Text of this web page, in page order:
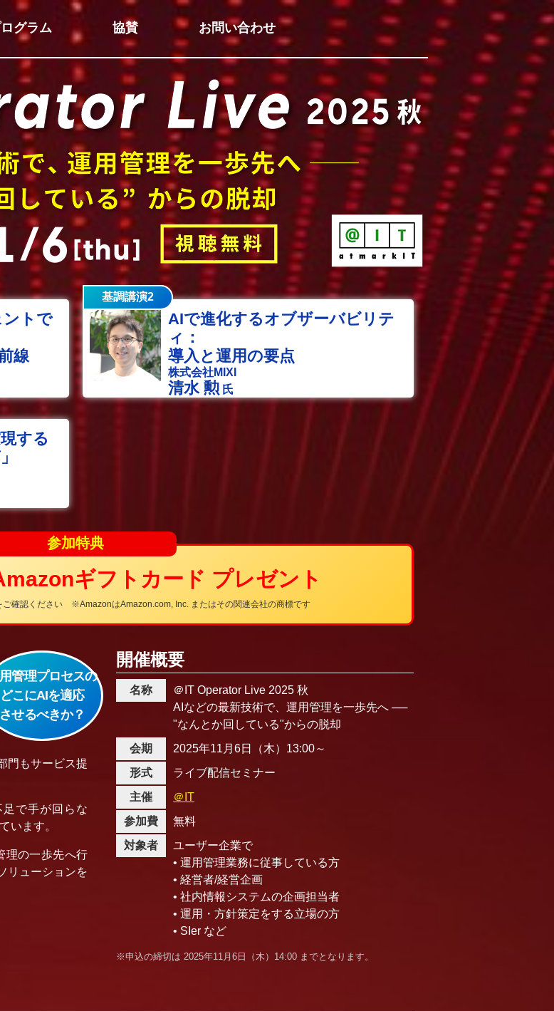
ントで
線
基調講演2
AIで進化するオブザーバビリテ
ィ：
導入と運用の要点
株式会社MIXI
清水 勲氏
する
参加特典
ギフトカード プレゼント
確認ください ※AmazonはAmazon.com, Inc. またはその関連会社の商標です
管理プロセスの
どこにAIを適応
させるべきか？
門もサービス提
で手が回らな
います。
理の一歩先へ行
リューションを
開催概要
名称
＠IT Operator Live 2025 秋
AIなどの最新技術で、運用管理を一歩先へ ──
"なんとか回している"からの脱却
会期
2025年11月6日（木）13:00～
形式
ライブ配信セミナー
主催
＠IT
参加費
無料
対象者
ユーザー企業で
• 運用管理業務に従事している方
• 経営者/経営企画
• 社内情報システムの企画担当者
• 運用・方針策定をする立場の方
• SIer など
※申込の締切は 2025年11月6日（木）14:00 までとなります。
グラム 協賛 お問い合わせ